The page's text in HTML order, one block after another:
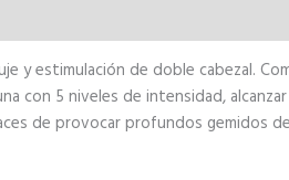
y estimulación de doble cabezal.
con 5 niveles de intensidad,
de provocar profundos gemidos